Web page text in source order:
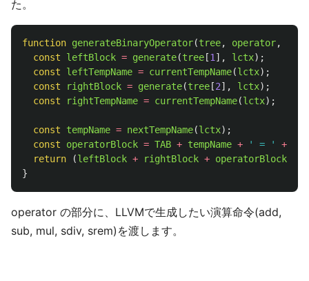
た。
function generateBinaryOperator(tree, operator,
const
leftBlock = generate(tree [1 ], lctx);
const
leftTempName = currentTempName(lctx);
const
rightBlock = generate(tree [2], lctx);
const
rightTempName = currentTempName(lctx);
const tempName = nextTempName(lctx);
const
operatorBlock = TAB + tempName + ' = ' +
return
(leftBlock + rightBlock + operatorBlock
}
operator の部分に、LLVMで生成したい演算命令(add,
sub, mul, sdiv, srem)を渡します。